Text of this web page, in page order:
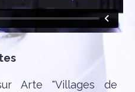
Arte "Villages de